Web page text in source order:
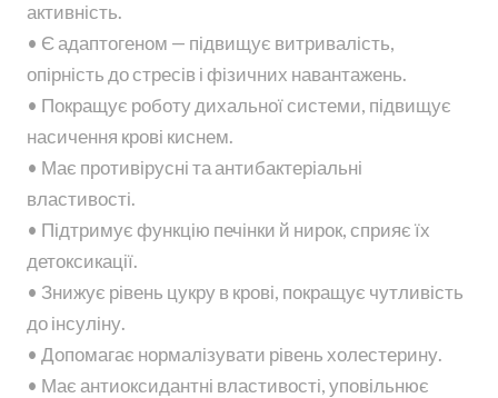
активність.
• Є адаптогеном — підвищує витривалість,
опірність до стресів і фізичних навантажень.
• Покращує роботу дихальної системи, підвищує
насичення крові киснем.
• Має противірусні та антибактеріальні
властивості.
• Підтримує функцію печінки й нирок, сприяє їх
детоксикації.
• Знижує рівень цукру в крові, покращує чутливість
до інсуліну.
• Допомагає нормалізувати рівень холестерину.
• Має антиоксидантні властивості, уповільнює